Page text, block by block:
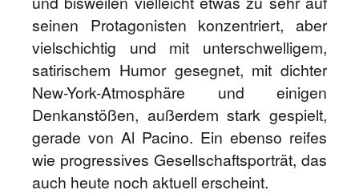
seinen Protagonisten konzentriert, aber
vielschichtig und mit unterschwelligem,
satirischem Humor gesegnet, mit dichter
New-York-Atmosphäre und einigen
Denkanstößen, außerdem stark gespielt,
gerade von Al Pacino. Ein ebenso reifes
wie progressives Gesellschaftsporträt, das
auch heute noch aktuell erscheint.